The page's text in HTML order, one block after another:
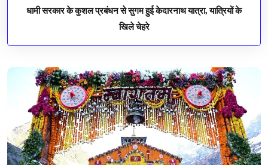
धामी सरकार के कुशल प्रबंधन से सुगम हुई केदारनाथ यात्रा, यात्रियों के
खिले चेहरे